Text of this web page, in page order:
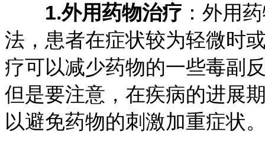
1.外用药物治疗 ：外用
法，患者在症状较为轻微时
疗可以减少药物的一些毒副
但是要注意，在疾病的进展
以避免药物的刺激加重症状